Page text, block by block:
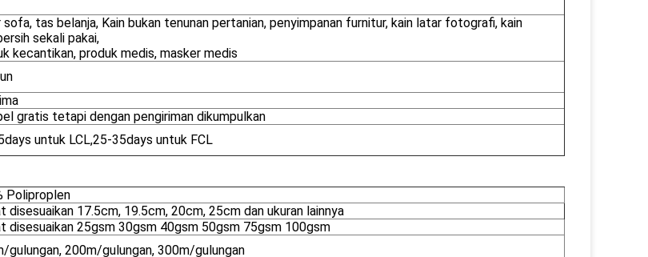
sofa, tas belanja, Kain bukan tenunan pertanian, penyimpanan furnitur, kain latar fotografi, kain
sekali pakai,
kecantikan, produk medis, masker medis
gratis tetapi dengan pengiriman dikumpulkan
untuk LCL,25-35days untuk FCL
Poliproplen
disesuaikan 17.5cm, 19.5cm, 20cm, 25cm dan ukuran lainnya
disesuaikan 25gsm 30gsm 40gsm 50gsm 75gsm 100gsm
gulungan, 200m/gulungan, 300m/gulungan